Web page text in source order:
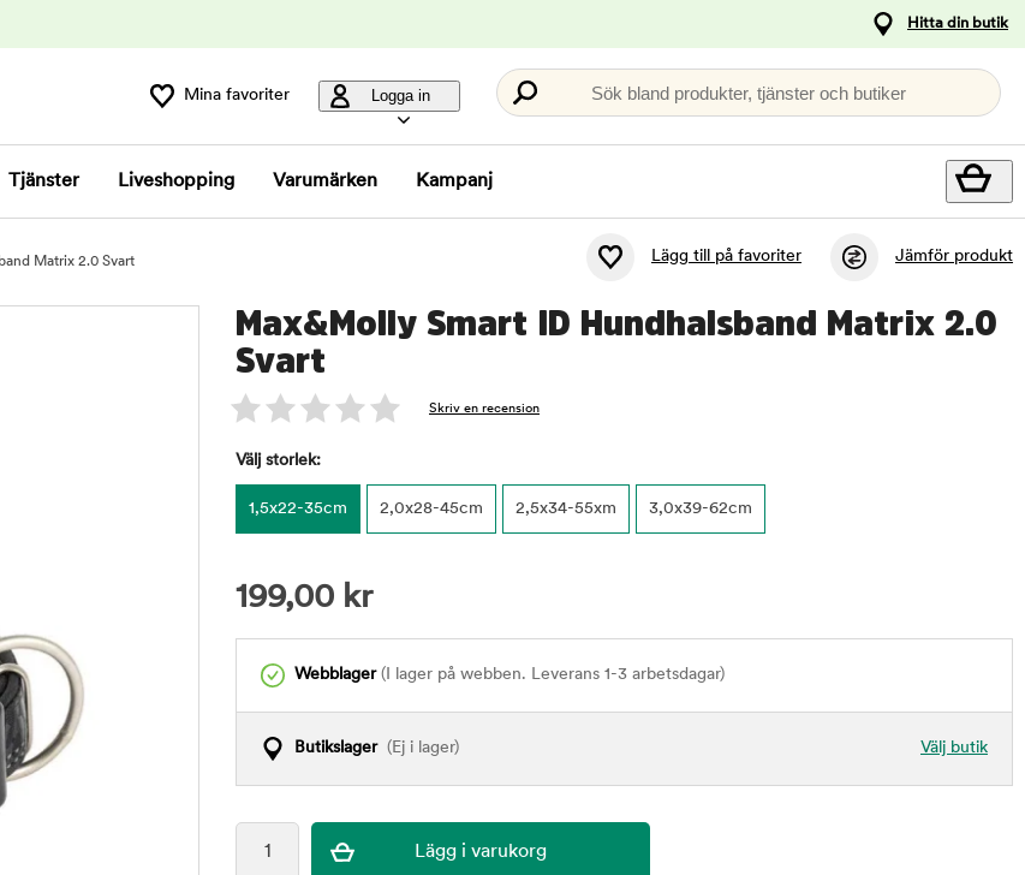
Hitta din butik
Mina favoriter Logga in Sök bland produkter, tjänster och butiker
Tjänster Liveshopping Varumärken Kampanj
Matrix 2.0 Svart Lägg till på favoriter Jämför produkt
Max&Molly Smart ID Hundhalsband Matrix 2.0
Svart
Skriv en recension
Välj storlek:
1,5x22-35cm 2,0x28-45cm 2,5x34-55xm 3,0x39-62cm
199,00 kr
Webblager(I lager på webben. Leverans 1-3 arbetsdagar)
Välj butik
Butikslager(Ej i lager)